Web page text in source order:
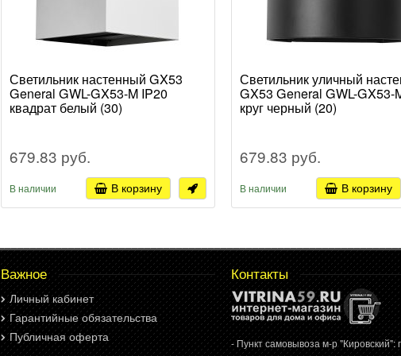
Светильник настенный GX53
General GWL-GX53-M IP20
квадрат белый (30)
679.83 руб.
В наличии В корзину
Светильник уличный
GX53 General GWL-GX53-
круг черный (20)
679.83 руб.
В наличии В корзину
Важное
Личный кабинет
Гарантийные обязательства
Публичная оферта
Контакты
- Пункт самовывоза м-р "Кировский":